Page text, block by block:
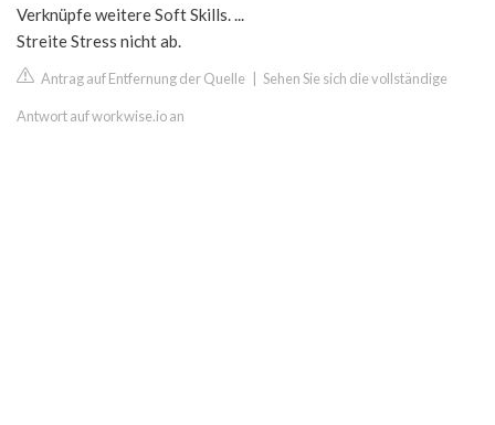
Verknüpfe weitere Soft Skills. ...
Streite Stress nicht ab.
Antrag auf Entfernung der Quelle Sehen Sie sich die vollständige
Antwort auf workwise.io an